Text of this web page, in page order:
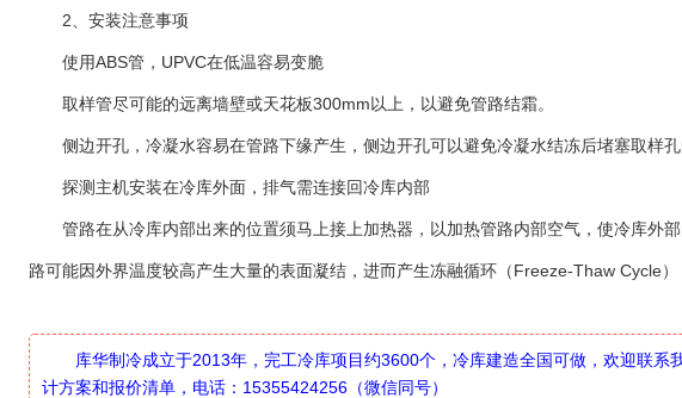
2、安装注意事项
使用ABS管，UPVC在低温容易变脆
取样管尽可能的远离墙壁或天花板300mm以上，以避免管路结霜。
侧边开孔，冷凝水容易在管路下缘产生，侧边开孔可以避免冷凝水结冻后堵塞取样
探测主机安装在冷库外面，排气需连接回冷库内部
管路在从冷库内部出来的位置须马上接上加热器，以加热管路内部空气，使冷库外
路可能因外界温度较高产生大量的表面凝结，进而产生冻融循环（Freeze-Thaw Cycle）
库华制冷成立于2013年，完工冷库项目约3600个，冷库建造全国可做，欢迎联
计方案和报价清单，电话：15355424256（微信同号）